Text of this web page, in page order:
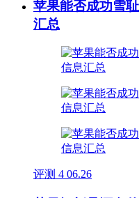
苹果能否成功雪
汇总
评测 4 06.26